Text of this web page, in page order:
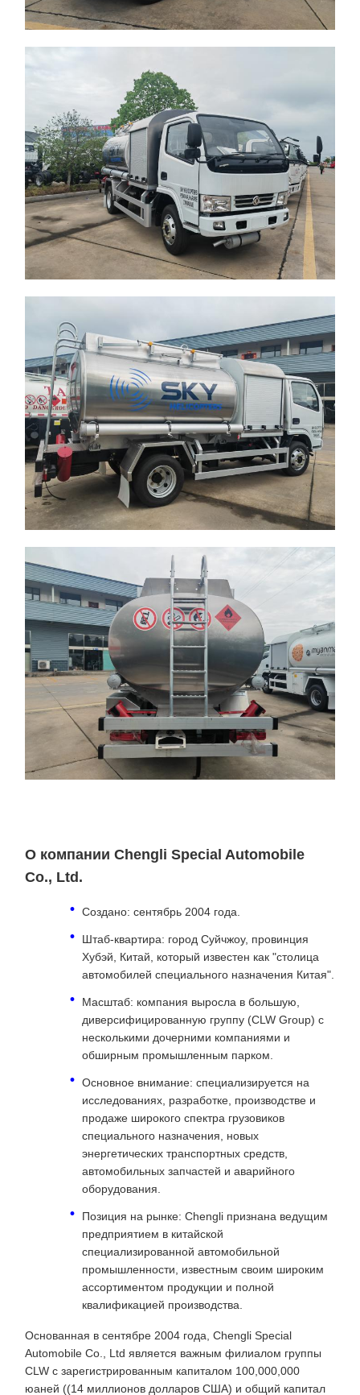
О компании Chengli Special Automobile
Co., Ltd.
Создано: сентябрь 2004 года.
Штаб-квартира: город Суйчжоу, провинция
Хубэй, Китай, который известен как "столица
автомобилей специального назначения Китая".
Масштаб: компания выросла в большую,
диверсифицированную группу (CLW Group) с
несколькими дочерними компаниями и
обширным промышленным парком.
Основное внимание: специализируется на
исследованиях, разработке, производстве и
продаже широкого спектра грузовиков
специального назначения, новых
энергетических транспортных средств,
автомобильных запчастей и аварийного
оборудования.
Позиция на рынке: Chengli признана ведущим
предприятием в китайской
специализированной автомобильной
промышленности, известным своим широким
ассортиментом продукции и полной
квалификацией производства.
Основанная в сентябре 2004 года, Chengli Special
Automobile Co., Ltd является важным филиалом группы
CLW с зарегистрированным капиталом 100,000,000
юаней ((14 миллионов долларов США) и общий капитал